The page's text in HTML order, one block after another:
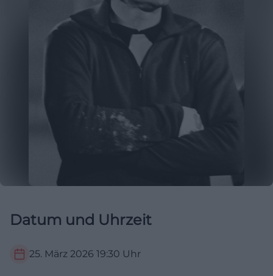
Datum und Uhrzeit
25. März 2026 19:30 Uhr